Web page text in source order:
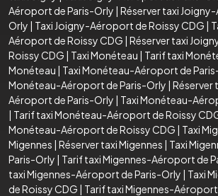
Aéroport de Paris-Orly | Réserver taxi
Orly | Taxi Joigny-Aéroport de Roissy CDG |
Aéroport de Roissy CDG | Réserver taxi
Roissy CDG | Taxi Monéteau | Tarif taxi
Monéteau | Taxi Monéteau-Aéroport de
Monéteau-Aéroport de Paris-Orly | Réserver
Aéroport de Paris-Orly | Taxi Monéteau-
| Tarif taxi Monéteau-Aéroport de Roissy
Monéteau-Aéroport de Roissy CDG | Taxi
Migennes | Réserver taxi Migennes | Taxi
Paris-Orly | Tarif taxi Migennes-Aéroport de
taxi Migennes-Aéroport de Paris-Orly | Taxi
de Roissy CDG | Tarif taxi Migennes-